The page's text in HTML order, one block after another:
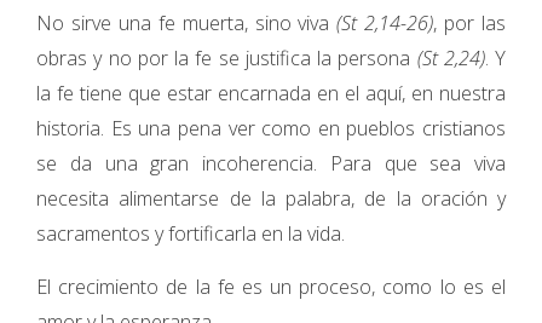
No sirve una fe muerta, sino viva(St 2,14-26), por las
obras y no por la fe se justifica la persona (St 2,24). Y
la fe tiene que estar encarnada en el aquí, en nuestra
historia. Es una pena ver como en pueblos cristianos
se da una gran incoherencia. Para que sea viva
necesita alimentarse de la palabra, de la oración y
sacramentos y fortificarla en la vida.
El crecimiento de la fe es un proceso, como lo es el